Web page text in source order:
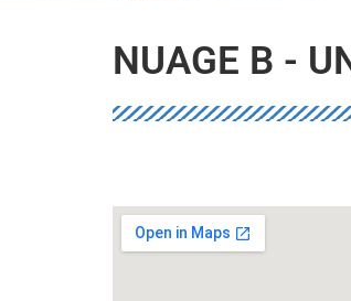
NUAGE B -